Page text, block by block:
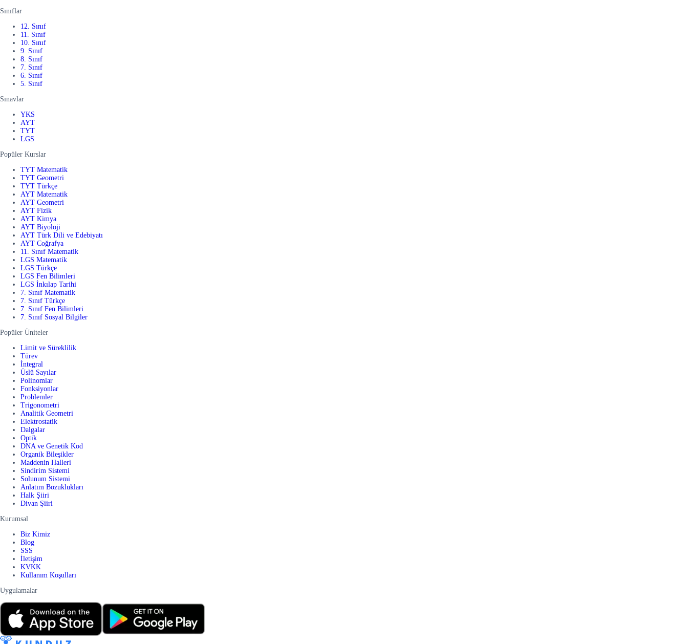
Sınıflar
12. Sınıf
11. Sınıf
10. Sınıf
9. Sınıf
8. Sınıf
7. Sınıf
6. Sınıf
5. Sınıf
Sınavlar
YKS
AYT
TYT
LGS
Popüler Kurslar
TYT Matematik
TYT Geometri
TYT Türkçe
AYT Matematik
AYT Geometri
AYT Fizik
AYT Kimya
AYT Biyoloji
AYT Türk Dili ve Edebiyatı
AYT Coğrafya
11. Sınıf Matematik
LGS Matematik
LGS Türkçe
LGS Fen Bilimleri
LGS İnkılap Tarihi
7. Sınıf Matematik
7. Sınıf Türkçe
7. Sınıf Fen Bilimleri
7. Sınıf Sosyal Bilgiler
Popüler Üniteler
Limit ve Süreklilik
Türev
İntegral
Üslü Sayılar
Polinomlar
Fonksiyonlar
Problemler
Trigonometri
Analitik Geometri
Elektrostatik
Dalgalar
Optik
DNA ve Genetik Kod
Organik Bileşikler
Maddenin Halleri
Sindirim Sistemi
Solunum Sistemi
Anlatım Bozuklukları
Halk Şiiri
Divan Şiiri
Kurumsal
Biz Kimiz
Blog
SSS
İletişim
KVKK
Kullanım Koşulları
Uygulamalar